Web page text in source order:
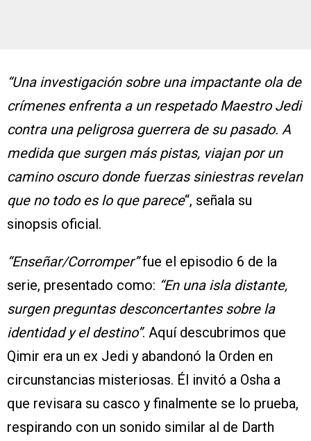
“Una investigación sobre una impactante ola de
crímenes enfrenta a un respetado Maestro Jedi
contra una peligrosa guerrera de su pasado. A
medida que surgen más pistas, viajan por un
camino oscuro donde fuerzas siniestras revelan
que no todo es lo que parece“, señala su
sinopsis oficial.
“Enseñar/Corromper”fue el episodio 6 de la
serie, presentado como: “En una isla distante,
surgen preguntas desconcertantes sobre la
identidad y el destino”. Aquí descubrimos que
Qimir era un ex Jedi y abandonó la Orden en
circunstancias misteriosas. Él invitó a Osha a
que revisara su casco y finalmente se lo prueba,
respirando con un sonido similar al de Darth